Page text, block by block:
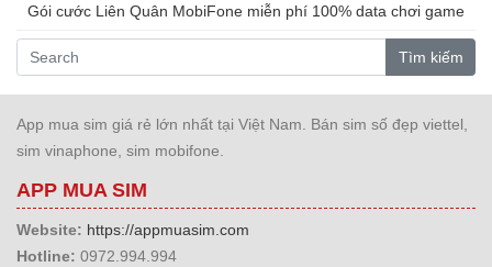
Gói cước Liên Quân MobiFone miễn phí 100% data chơi game
Tìm kiếm
App mua sim giá rẻ lớn nhất tại Việt Nam. Bán sim số đẹp viettel,
sim vinaphone, sim mobifone.
APP MUA SIM
Website: https://appmuasim.com
Hotline: 0972.994.994